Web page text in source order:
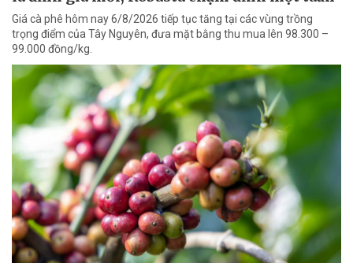
Giá cà phê hôm nay 6/8/2026 tiếp tục tăng tại các vùng trồng
trọng điểm của Tây Nguyên, đưa mặt bằng thu mua lên 98.300 –
99.000 đồng/kg.